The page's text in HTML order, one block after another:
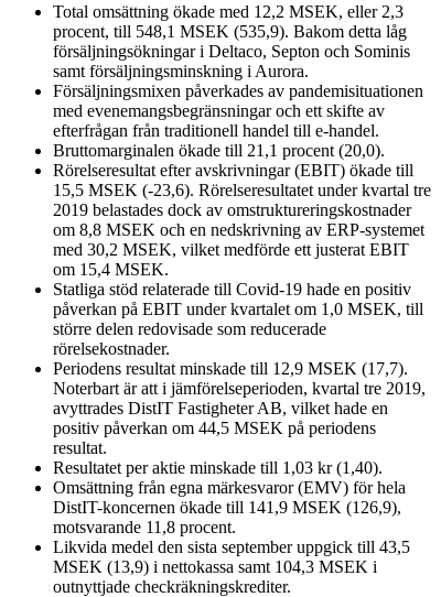
Total omsättning ökade med 12,2 MSEK, eller 2,3
procent, till 548,1 MSEK (535,9). Bakom detta låg
försäljningsökningar i Deltaco, Septon och Sominis
samt försäljningsminskning i Aurora.
Försäljningsmixen påverkades av pandemisituationen
med evenemangsbegränsningar och ett skifte av
efterfrågan från traditionell handel till e-handel.
Bruttomarginalen ökade till 21,1 procent (20,0).
Rörelseresultat efter avskrivningar (EBIT) ökade till
15,5 MSEK (-23,6). Rörelseresultatet under kvartal tre
2019 belastades dock av omstruktureringskostnader
om 8,8 MSEK och en nedskrivning av ERP-systemet
med 30,2 MSEK, vilket medförde ett justerat EBIT
om 15,4 MSEK.
Statliga stöd relaterade till Covid-19 hade en positiv
påverkan på EBIT under kvartalet om 1,0 MSEK, till
större delen redovisade som reducerade
rörelsekostnader.
Periodens resultat minskade till 12,9 MSEK (17,7).
Noterbart är att i jämförelseperioden, kvartal tre 2019,
avyttrades DistIT Fastigheter AB, vilket hade en
positiv påverkan om 44,5 MSEK på periodens
resultat.
Resultatet per aktie minskade till 1,03 kr (1,40).
Omsättning från egna märkesvaror (EMV) för hela
DistIT-koncernen ökade till 141,9 MSEK (126,9),
motsvarande 11,8 procent.
Likvida medel den sista september uppgick till 43,5
MSEK (13,9) i nettokassa samt 104,3 MSEK i
outnyttjade checkräkningskrediter.